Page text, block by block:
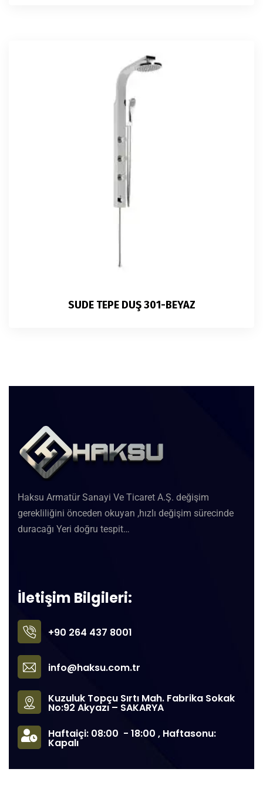
SUDE TEPE DUŞ 301-BEYAZ
Haksu Armatür Sanayi Ve Ticaret A.Ş. değişim
gerekliliğini önceden okuyan ,hızlı değişim sürecinde
duracağı Yeri doğru tespit…
İletişim Bilgileri:
+90 264 437 8001
info@haksu.com.tr
Kuzuluk Topçu Sırtı Mah. Fabrika Sokak
No:92 Akyazı – SAKARYA
Haftaiçi: 08:00 - 18:00 , Haftasonu:
Kapalı